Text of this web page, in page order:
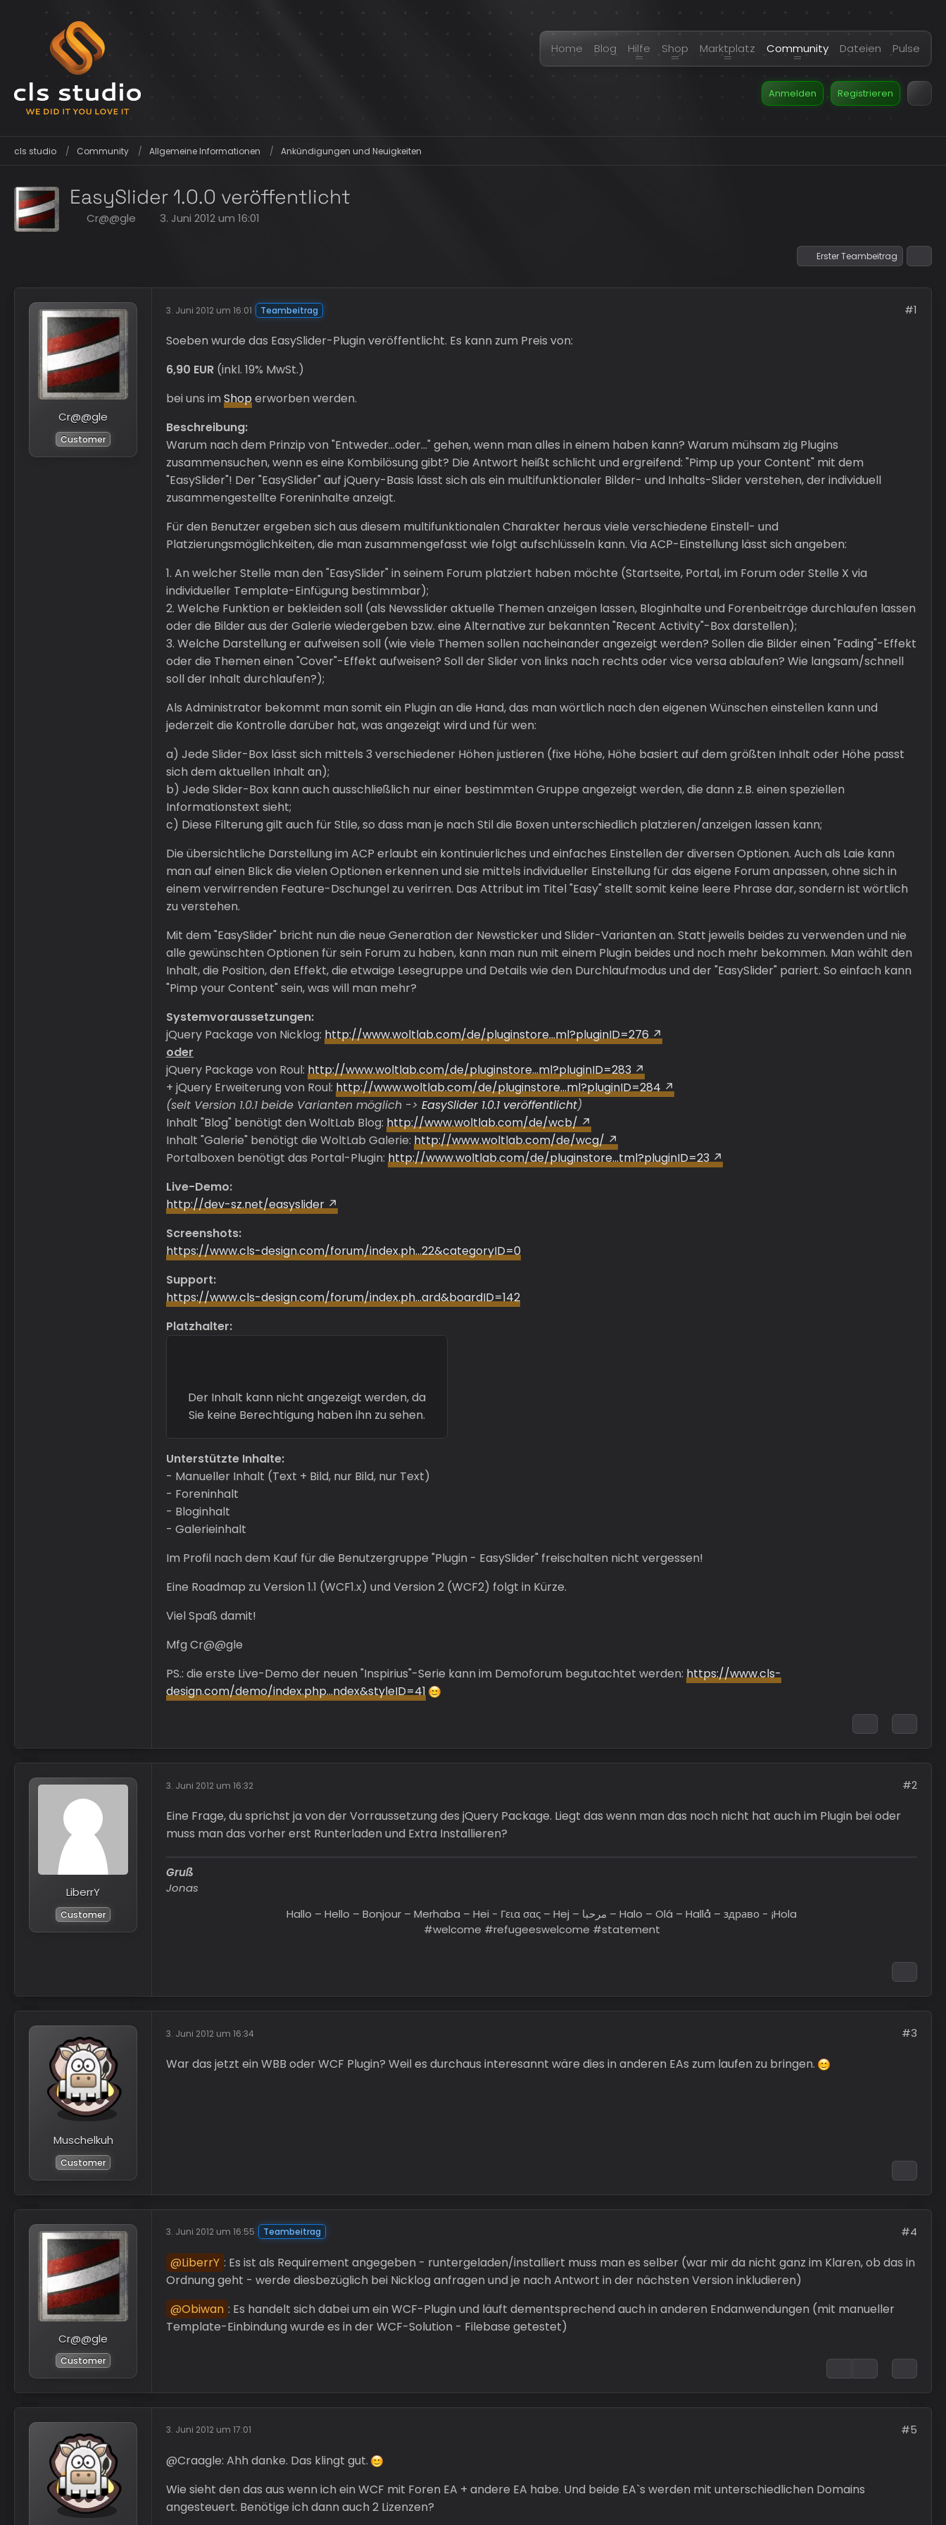
Home Blog Hilfe Shop Marktplatz Community Dateien Pulse
Anmelden Registrieren
cls studio Community Allgemeine Informationen Ankündigungen und Neuigkeiten
EasySlider 1.0.0 veröffentlicht
Cr@@gle 3. Juni 2012 um 16:01
Erster Teambeitrag
Cr@@gle
Customer
3. Juni 2012 um 16:01 Teambeitrag #1
Soeben wurde das EasySlider-Plugin veröffentlicht. Es kann zum Preis von:
6,90 EUR (inkl. 19% MwSt.)
bei uns im Shoperworben werden.
Beschreibung:
Warum nach dem Prinzip von "Entweder...oder..." gehen, wenn man alles in einem haben kann? Warum mühsam zig Plugins
zusammensuchen, wenn es eine Kombilösung gibt? Die Antwort heißt schlicht und ergreifend: "Pimp up your Content" mit dem
"EasySlider"! Der "EasySlider" auf jQuery-Basis lässt sich als ein multifunktionaler Bilder- und Inhalts-Slider verstehen, der individuell
zusammengestellte Foreninhalte anzeigt.
Für den Benutzer ergeben sich aus diesem multifunktionalen Charakter heraus viele verschiedene Einstell- und
Platzierungsmöglichkeiten, die man zusammengefasst wie folgt aufschlüsseln kann. Via ACP-Einstellung lässt sich angeben:
1. An welcher Stelle man den "EasySlider" in seinem Forum platziert haben möchte (Startseite, Portal, im Forum oder Stelle X via
individueller Template-Einfügung bestimmbar);
2. Welche Funktion er bekleiden soll (als Newsslider aktuelle Themen anzeigen lassen, Bloginhalte und Forenbeiträge durchlaufen lassen
oder die Bilder aus der Galerie wiedergeben bzw. eine Alternative zur bekannten "Recent Activity"-Box darstellen);
3. Welche Darstellung er aufweisen soll (wie viele Themen sollen nacheinander angezeigt werden? Sollen die Bilder einen "Fading"-Effekt
oder die Themen einen "Cover"-Effekt aufweisen? Soll der Slider von links nach rechts oder vice versa ablaufen? Wie langsam/schnell
soll der Inhalt durchlaufen?);
Als Administrator bekommt man somit ein Plugin an die Hand, das man wörtlich nach den eigenen Wünschen einstellen kann und
jederzeit die Kontrolle darüber hat, was angezeigt wird und für wen:
a) Jede Slider-Box lässt sich mittels 3 verschiedener Höhen justieren (fixe Höhe, Höhe basiert auf dem größten Inhalt oder Höhe passt
sich dem aktuellen Inhalt an);
b) Jede Slider-Box kann auch ausschließlich nur einer bestimmten Gruppe angezeigt werden, die dann z.B. einen speziellen
Informationstext sieht;
c) Diese Filterung gilt auch für Stile, so dass man je nach Stil die Boxen unterschiedlich platzieren/anzeigen lassen kann;
Die übersichtliche Darstellung im ACP erlaubt ein kontinuierliches und einfaches Einstellen der diversen Optionen. Auch als Laie kann
man auf einen Blick die vielen Optionen erkennen und sie mittels individueller Einstellung für das eigene Forum anpassen, ohne sich in
einem verwirrenden Feature-Dschungel zu verirren. Das Attribut im Titel "Easy" stellt somit keine leere Phrase dar, sondern ist wörtlich
zu verstehen.
Mit dem "EasySlider" bricht nun die neue Generation der Newsticker und Slider-Varianten an. Statt jeweils beides zu verwenden und nie
alle gewünschten Optionen für sein Forum zu haben, kann man nun mit einem Plugin beides und noch mehr bekommen. Man wählt den
Inhalt, die Position, den Effekt, die etwaige Lesegruppe und Details wie den Durchlaufmodus und der "EasySlider" pariert. So einfach kann
"Pimp your Content" sein, was will man mehr?
Systemvoraussetzungen:
jQuery Package von Nicklog: http://www.woltlab.com/de/pluginstore…ml?pluginID=276
oder
jQuery Package von Roul: http://www.woltlab.com/de/pluginstore…ml?pluginID=283
+ jQuery Erweiterung von Roul: http://www.woltlab.com/de/pluginstore…ml?pluginID=284
(seit Version 1.0.1 beide Varianten möglich -> EasySlider 1.0.1 veröffentlicht)
Inhalt "Blog" benötigt den WoltLab Blog: http://www.woltlab.com/de/wcb/
Inhalt "Galerie" benötigt die WoltLab Galerie: http://www.woltlab.com/de/wcg/
Portalboxen benötigt das Portal-Plugin: http://www.woltlab.com/de/pluginstore…tml?pluginID=23
Live-Demo:
http://dev-sz.net/easyslider
Screenshots:
https://www.cls-design.com/forum/index.ph…22&categoryID=0
Support:
https://www.cls-design.com/forum/index.ph…ard&boardID=142
Platzhalter:
Der Inhalt kann nicht angezeigt werden, da
Sie keine Berechtigung haben ihn zu sehen.
Unterstützte Inhalte:
- Manueller Inhalt (Text + Bild, nur Bild, nur Text)
- Foreninhalt
- Bloginhalt
- Galerieinhalt
Im Profil nach dem Kauf für die Benutzergruppe "Plugin - EasySlider" freischalten nicht vergessen!
Eine Roadmap zu Version 1.1 (WCF1.x) und Version 2 (WCF2) folgt in Kürze.
Viel Spaß damit!
Mfg Cr@@gle
PS.: die erste Live-Demo der neuen "Inspirius"-Serie kann im Demoforum begutachtet werden: https://www.cls-
design.com/demo/index.php…ndex&styleID=41
LiberrY
Customer
3. Juni 2012 um 16:32 #2
Eine Frage, du sprichst ja von der Vorraussetzung des jQuery Package. Liegt das wenn man das noch nicht hat auch im Plugin bei oder
muss man das vorher erst Runterladen und Extra Installieren?
Gruß
Jonas
Hallo – Hello – Bonjour – Merhaba – Hei - Γεια σας – Hej – مرحبا – Halo – Olá – Hallå – здраво - ¡Hola
#welcome #refugeeswelcome #statement
Muschelkuh
Customer
3. Juni 2012 um 16:34 #3
War das jetzt ein WBB oder WCF Plugin? Weil es durchaus interesannt wäre dies in anderen EAs zum laufen zu bringen.
Cr@@gle
Customer
3. Juni 2012 um 16:55 Teambeitrag #4
LiberrY : Es ist als Requirement angegeben - runtergeladen/installiert muss man es selber (war mir da nicht ganz im Klaren, ob das in
Ordnung geht - werde diesbezüglich bei Nicklog anfragen und je nach Antwort in der nächsten Version inkludieren)
Obiwan : Es handelt sich dabei um ein WCF-Plugin und läuft dementsprechend auch in anderen Endanwendungen (mit manueller
Template-Einbindung wurde es in der WCF-Solution - Filebase getestet)
3. Juni 2012 um 17:01 #5
@Craagle: Ahh danke. Das klingt gut.
Wie sieht den das aus wenn ich ein WCF mit Foren EA + andere EA habe. Und beide EA`s werden mit unterschiedlichen Domains
angesteuert. Benötige ich dann auch 2 Lizenzen?